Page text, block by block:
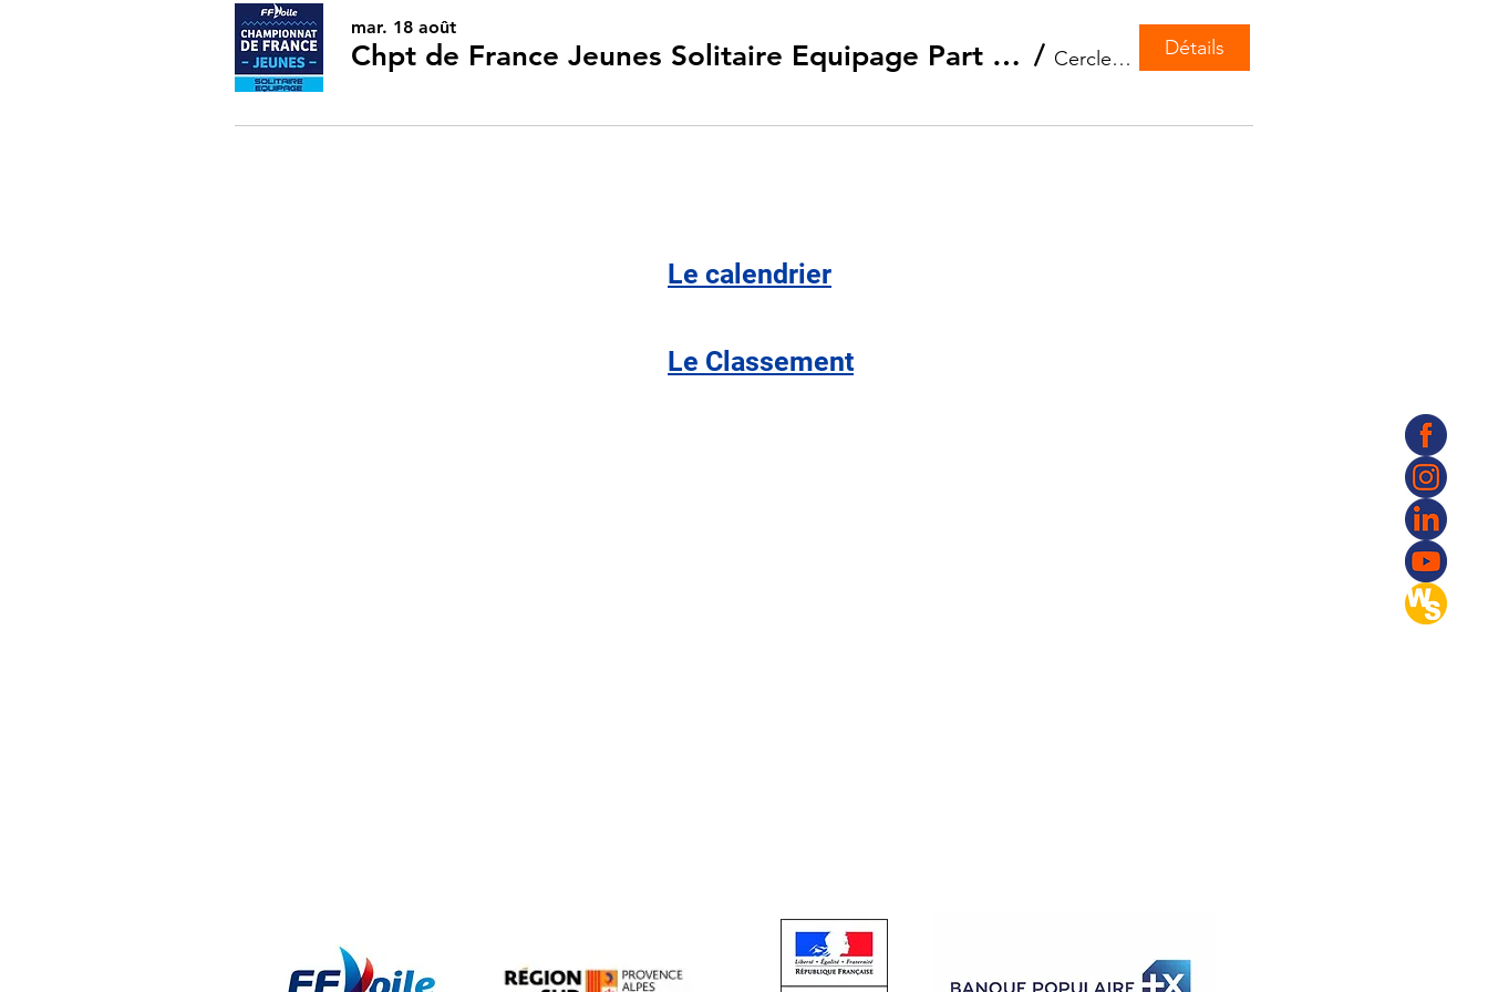
mar. 18 août
Chpt de France Jeunes Solitaire Equipage Part 1 et 2 / Cercle de Voile de Martigues Détails
Le calendrier
Le Classement